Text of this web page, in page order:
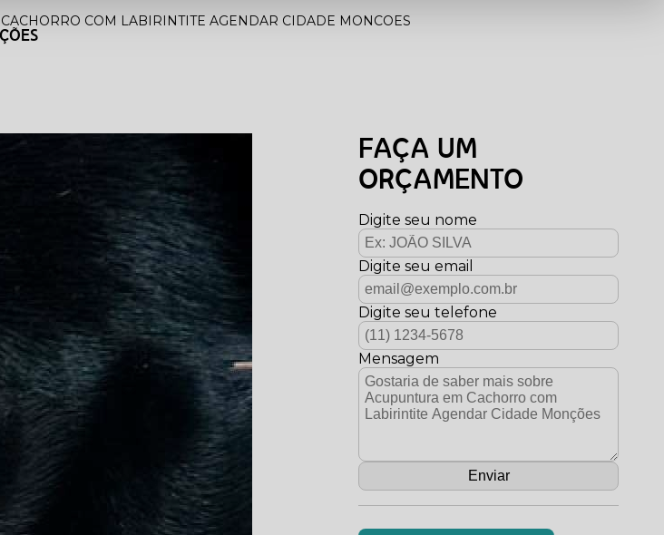
COM LABIRINTITE AGENDAR CIDADE MONCOES
FAÇA UM
ORÇAMENTO
Digite seu nome
Digite seu email
Digite seu telefone
Mensagem